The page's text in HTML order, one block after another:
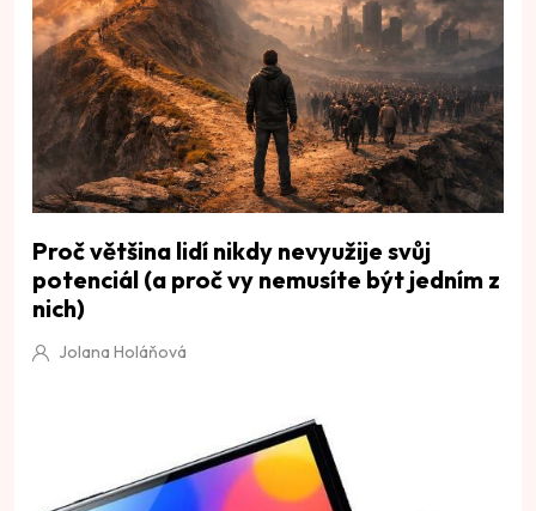
Proč většina lidí nikdy nevyužije svůj
potenciál (a proč vy nemusíte být jedním z
nich)
Jolana Holáňová